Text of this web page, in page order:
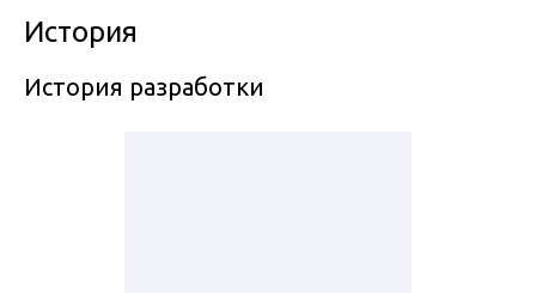
История
История разработки